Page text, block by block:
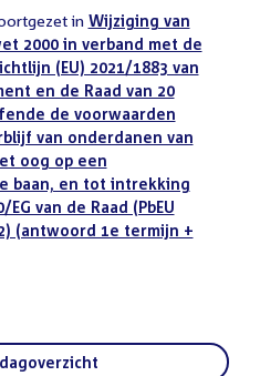
in Wijziging van
2000 in verband met de
(EU) 2021/1883 van
en de Raad van 20
de voorwaarden
van onderdanen van
oog op een
baan, en tot intrekking
van de Raad (PbEU
(antwoord 1e termijn +